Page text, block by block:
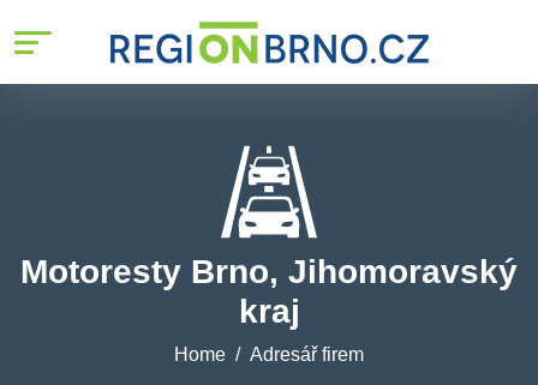
Motoresty Brno, Jihomoravský
kraj
Home Adresář firem